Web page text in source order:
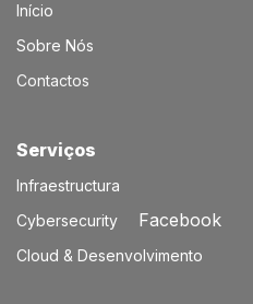
Início
Sobre Nós
Contactos
Serviços​
Infraestructura
Cybersecurity
Facebook
Cloud & Desenvolvimento